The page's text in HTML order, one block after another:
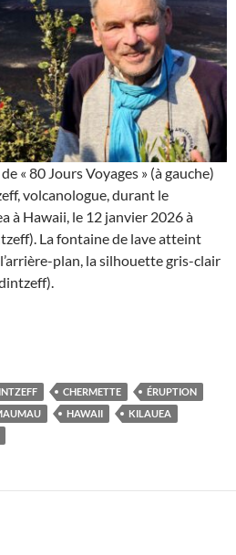
« 80 Jours Voyages » (à gauche)
volcanologue, durant le
à Hawaii, le 12 janvier 2026 à
La fontaine de lave atteint
plan, la silhouette gris-clair
rendez-vous réussi à Hawaii
CHERMETTE
ÉRUPTION
HAWAII
KILAUEA